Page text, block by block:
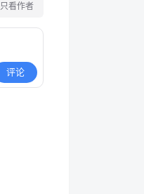
只看作者
评论